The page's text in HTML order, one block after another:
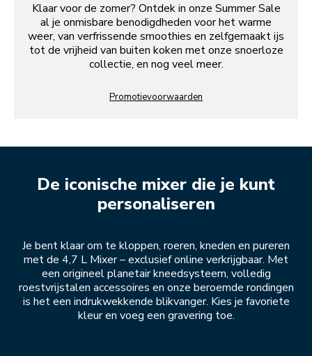
Klaar voor de zomer? Ontdek in onze Summer Sale
al je onmisbare benodigdheden voor het warme
weer, van verfrissende smoothies en zelfgemaakt ijs
tot de vrijheid van buiten koken met onze snoerloze
collectie, en nog veel meer.
Promotievoorwaarden
De iconische mixer die je kunt
personaliseren
Je bent klaar om te kloppen, roeren, kneden en pureren
met de 4,7 L Mixer – exclusief online verkrijgbaar. Met
een origineel planetair kneedsysteem, volledig
roestvrijstalen accessoires en onze beroemde rondingen
is het een indrukwekkende blikvanger. Kies je favoriete
kleur en voeg een gravering toe.